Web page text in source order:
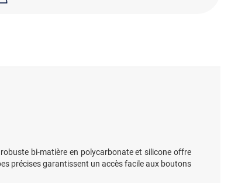
bi-matière en polycarbonate et silicone offre
précises garantissent un accès facile aux boutons